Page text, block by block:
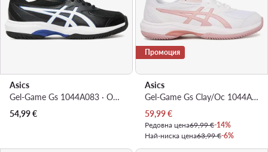
Asics
Gel-Game Gs 1044A083 · Обувки за тенис
54,99€
Промоция
Asics
Gel-Game Gs Clay/Oc 1044A082 · Обувки за тенис
Актуална цена
59,99€
Редовна цена69,99 €-14%
Най-ниска цена63,99 €-6%